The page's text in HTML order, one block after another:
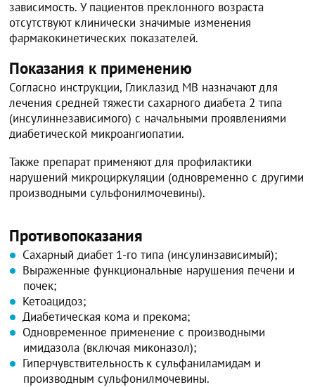
зависимость. У пациентов преклонного возраста
отсутствуют клинически значимые изменения
фармакокинетических показателей.
Показания к применению
Согласно инструкции, Гликлазид МВ назначают для
лечения средней тяжести сахарного диабета 2 типа
(инсулиннезависимого) с начальными проявлениями
диабетической микроангиопатии.
Также препарат применяют для профилактики
нарушений микроциркуляции (одновременно с другими
производными сульфонилмочевины).
Противопоказания
Сахарный диабет 1-го типа (инсулинзависимый);
Выраженные функциональные нарушения печени и
почек;
Кетоацидоз;
Диабетическая кома и прекома;
Одновременное применение с производными
имидазола (включая миконазол);
Гиперчувствительность к сульфаниламидам и
производным сульфонилмочевины.